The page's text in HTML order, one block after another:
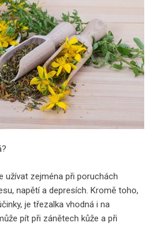
užívat zejména při poruchách
napětí a depresích. Kromě toho,
je třezalka vhodná i na
pít při zánětech kůže a při